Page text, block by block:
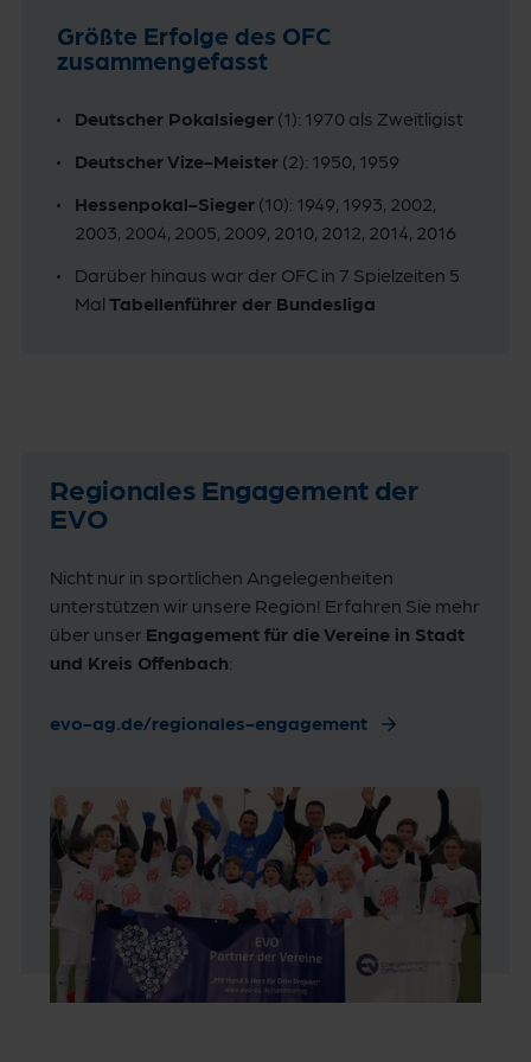
Größte Erfolge des OFC
zusammengefasst
Deutscher Pokalsieger (1): 1970 als Zweitligist
Deutscher Vize-Meister (2): 1950, 1959
Hessenpokal-Sieger (10): 1949, 1993, 2002,
2003, 2004, 2005, 2009, 2010, 2012, 2014, 2016
Darüber hinaus war der OFC in 7 Spielzeiten 5
Mal Tabellenführer der Bundesliga
Regionales Engagement der
EVO
Nicht nur in sportlichen Angelegenheiten
unterstützen wir unsere Region! Erfahren Sie mehr
über unser Engagement für die Vereine in Stadt
und Kreis Offenbach:
evo-ag.de/regionales-engagement